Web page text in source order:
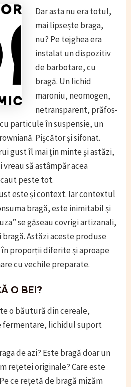
Dar asta nu era totul,
mai lipsește braga,
nu? Pe tejghea era
instalat un dispozitiv
de barbotare, cu
bragă. Un lichid
maroniu, neomogen,
netransparent, prăfos-
particule în suspensie, un
Pișcător și sifonat.
gust îl mai țin minte și astăzi,
să astâmpăr acea
peste tot.
este și context. Iar contextul
bragă, este inimitabil și
se găseau covrigi artizanali,
Astăzi aceste produse
proporții diferite și aproape
cu vechile preparate.
O BEI?
o băutură din cereale,
fermentare, lichidul suport
de azi? Este bragă doar un
rețetei originale? Care este
ce rețetă de bragă mizăm